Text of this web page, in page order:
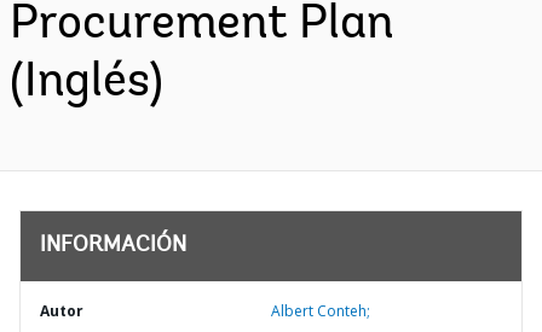
Procurement Plan
(Inglés)
INFORMACIÓN
Autor Albert Conteh;